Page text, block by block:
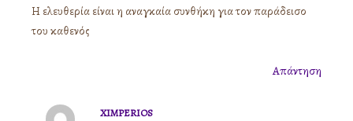
Η ελευθερία είναι η αναγκαία συνθήκη για τον παράδεισο
του καθενός
Απάντηση
XIMPERIOS